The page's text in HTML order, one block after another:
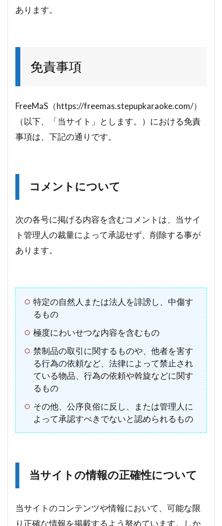
あります。
免責事項
FreeMaS（https://freemas.stepupkaraoke.com/）
（以下、「当サイト」とします。）における免責
事項は、下記の通りです。
コメントについて
次の各号に掲げる内容を含むコメントは、当サイ
ト管理人の裁量によって承認せず、削除する事が
あります。
特定の自然人または法人を誹謗し、中傷す
るもの
極度にわいせつな内容を含むもの
禁制品の取引に関するものや、他者を害す
る行為の依頼など、法律によって禁止され
ている物品、行為の依頼や斡旋などに関す
るもの
その他、公序良俗に反し、または管理人に
よって承認すべきでないと認められるもの
当サイトの情報の正確性について
当サイトのコンテンツや情報において、可能な限
り正確な情報を掲載するよう努めています。しか